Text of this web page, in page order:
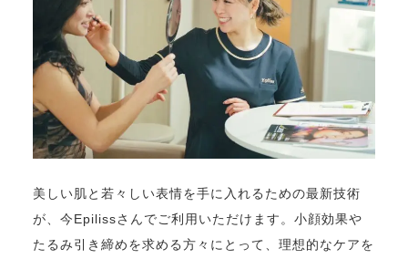
美しい肌と若々しい表情を手に入れるための最新技術
が、今Epilissさんでご利用いただけます。小顔効果や
たるみ引き締めを求める方々にとって、理想的なケアを